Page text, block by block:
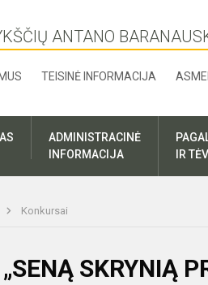
ANTANO
TEISINĖ INFORMACIJA
ADMINISTRACINĖ
INFORMACIJA
IR
Konkursai
SKRYNIĄ